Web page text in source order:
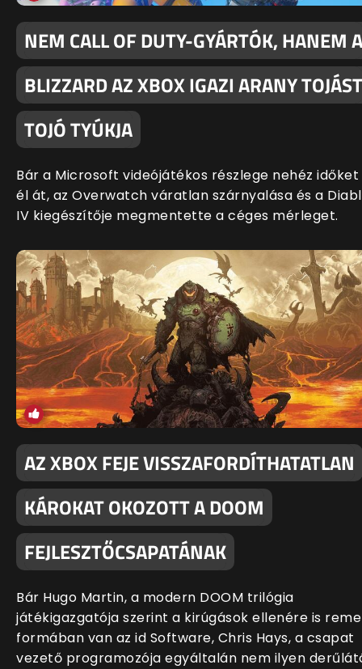
NEM CALL OF DUTY-GYÁRTÓK, HANEM A
BLIZZARD AZ XBOX IGAZI ARANY TOJÁST
TOJÓ TYÚKJA
Bár a Microsoft videójátékos részlege nehéz időket
él át, az Overwatch váratlan szárnyalása és a
IV kiegészítője megmentette a céges mérleget.
AZ XBOX FEJE VISSZAFORDÍTHATATLAN
KÁROKAT OKOZOTT A DOOM
FEJLESZTŐCSAPATÁNAK
Bár Hugo Martin, a modern DOOM trilógia
játékigazgatója szerint a kirúgások ellenére is
formában van az id Software, Chris Hays, a csapat
vezető programozója egyáltalán nem ilyen